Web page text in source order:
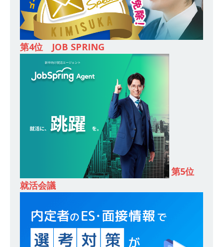
部を体験できるイベント開催 】香川・大阪勤務
｜ 四国・関東エリアで圧倒的な存在感を誇る総
合建設会社（ゼネコン） ｜ 充実の福利厚生・資
格手当・資格取得支援制度あり ｜ 年間休日123
日 ｜ 創立以来74年間黒字経営 ｜ 合田工務店
体育会積極採用企業
[ 2026年5月12日 ]
【 28卒 ｜ 愛知勤務・転勤な
し 】 自動車生産に欠かせない部品を独自のノウ
ハウで素材から生産まで国内で唯一一貫生産する
鋼材加工メーカー ｜ 幅広くマルチに活躍する人
財に成長することが可能 ｜ 住宅手当有 ｜ スチー
ルテック
体育会積極採用企業
[ 2026年5月11日 ]
≪ 27卒 ｜ ES・適性検査自動
合格で一次確約!! ≫説明会最終開催!｜ 整形外
科・疼痛領域から信頼の厚い老舗製薬メーカー
第4位 JOB SPRING
第5位
就活会議